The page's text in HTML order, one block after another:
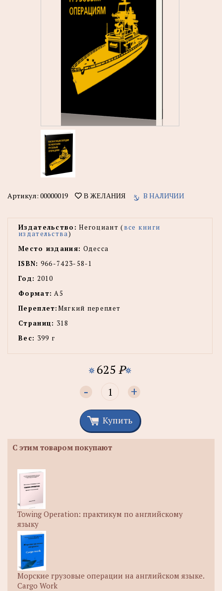
Артикул: 00000019 В ЖЕЛАНИЯ В НАЛИЧИИ
Издательство: Негоциант (все книги
издательства)
Место издания: Одесса
ISBN: 966-7423-58-1
Год: 2010
Формат: А5
Переплет:Мягкий переплет
Страниц: 318
Вес: 399 г
625 P
- +
Купить
С этим товаром покупают
Towing Operation: практикум по английскому
языку
Морские грузовые операции на английском языке.
Cargo Work